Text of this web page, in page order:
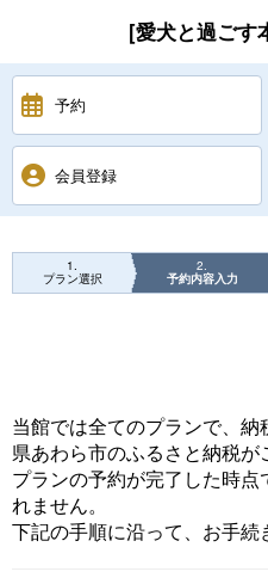
[愛犬と過ご
予約
会員登録
1
プラン選択
2
予約内容入力
当館では全てのプランで、
県あわら市のふるさと納税が
プランの予約が完了した時
れません。
下記の手順に沿って、お手続